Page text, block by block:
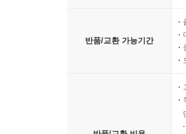
“자야겠다. 아무튼 자야겠다.
그리고 꿈이 찾아오기를 기
의사인 사쓰키는 갑상샘
휴양하기로 한다. 운전기
태어나지 못한 아이와 30년
반품/교환 가능기간